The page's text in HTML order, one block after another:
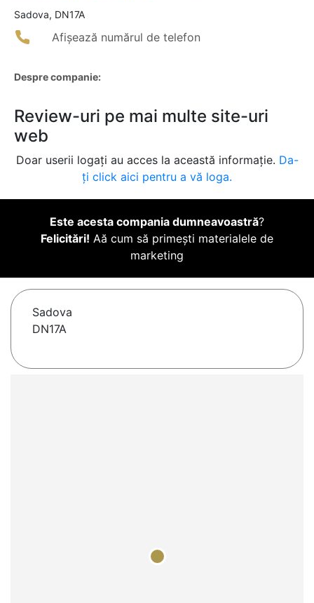
Sadova, DN17A
Afișează numărul de telefon
Despre companie:
Review-uri pe mai multe site-uri
web
Doar userii logați au acces la această informație. Da-
ți click aici pentru a vă loga.
Este acesta compania dumneavoastră?
Felicitări! Aă cum să primești materialele de
marketing
Sadova
DN17A